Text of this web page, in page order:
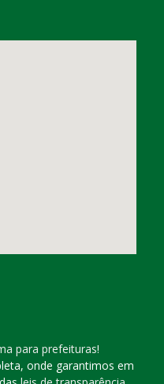
para prefeituras!
onde garantimos em